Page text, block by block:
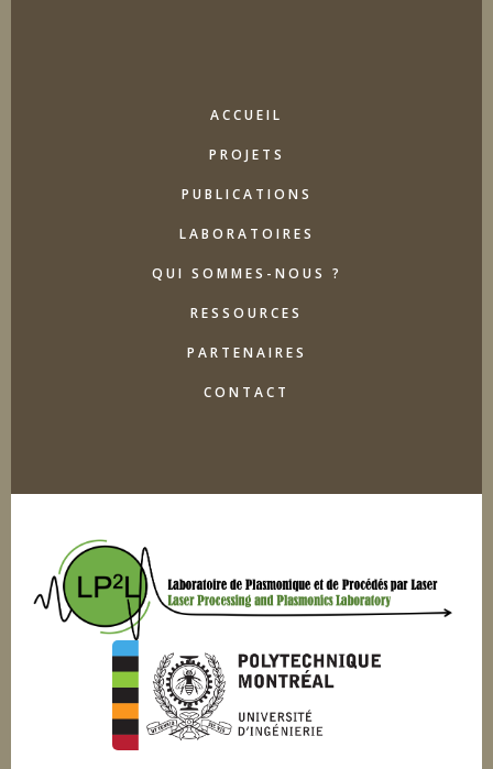
NAVIGATION
ACCUEIL
PROJETS
PUBLICATIONS
LABORATOIRES
QUI SOMMES-NOUS ?
RESSOURCES
PARTENAIRES
CONTACT